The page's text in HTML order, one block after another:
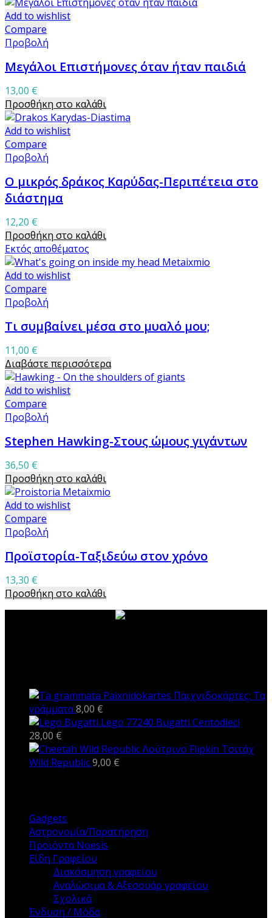
Add to wishlist
Compare
Προβολή
Μεγάλοι Επιστήμονες όταν ήταν παιδιά
13,00 €
Προσθήκη στο καλάθι
Add to wishlist
Compare
Προβολή
Ο μικρός δράκος Καρύδας-Περιπέτεια στο
διάστημα
12,20 €
Προσθήκη στο καλάθι
Εκτός αποθέματος
Add to wishlist
Compare
Προβολή
Τι συμβαίνει μέσα στο μυαλό μου;
11,00 €
Διαβάστε περισσότερα
Add to wishlist
Compare
Προβολή
Stephen Hawking-Στους ώμους γιγάντων
36,50 €
Προσθήκη στο καλάθι
Add to wishlist
Compare
Προβολή
Προϊστορία-Ταξιδεύω στον χρόνο
13,30 €
Προσθήκη στο καλάθι
Παιχνιδοκάρτες: Τα
γράμματα8,00 €
Lego 77240 Bugatti Centodieci
28,00 €
Λούτρινο Flipkin Τσιτάχ
Wild Republic9,00 €
Gadgets
Αστρονομία/Παρατήρηση
Προϊόντα Noesis
Είδη Γραφείου
Διακόσμηση γραφείου
Αναλώσιμα & Αξεσουάρ γραφείου
Σχολικά
Ένδυση / Μόδα